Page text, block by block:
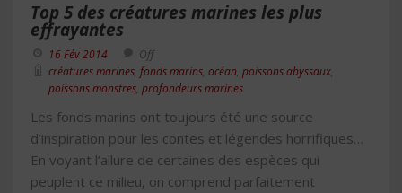
Top 5 des créatures marines les plus
effrayantes
16 Fév 2014
Off
créatures marines fonds marins océan poissons abyssaux
poissons monstres profondeurs marines
Les fonds marins ont toujours été une source
d’inspiration pour les contes et légendes horrifiques…
En voyant l’allure de certaines des espèces qui
peuplent ce milieu, on comprend parfaitement